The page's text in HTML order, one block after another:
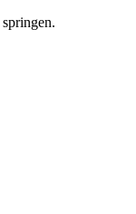
springen.